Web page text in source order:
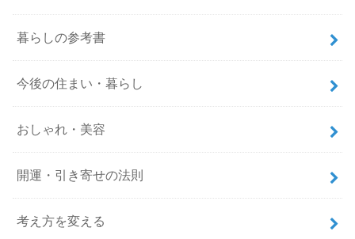
暮らしの参考書
今後の住まい・暮らし
おしゃれ・美容
開運・引き寄せの法則
考え方を変える